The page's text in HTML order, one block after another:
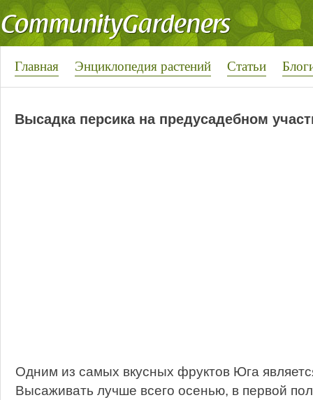
Главная Энциклопедия растений Статьи
Высадка персика на предусадебном
Одним из самых вкусных фруктов Юга
Высаживать лучше всего осенью, в первой